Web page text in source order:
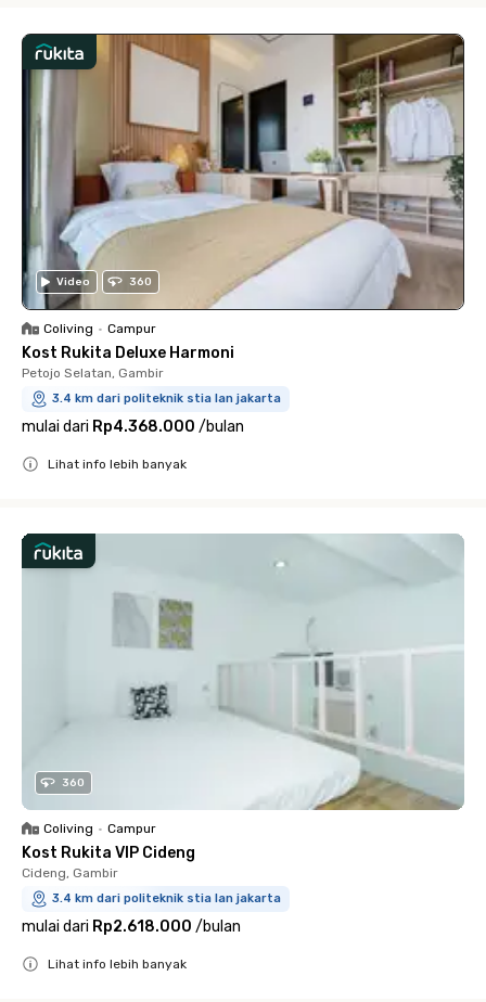
Video 360
Coliving • Campur
Kost Rukita Deluxe Harmoni
Petojo Selatan, Gambir
3.4 km dari politeknik stia lan jakarta
mulai dari Rp4.368.000 /bulan
Lihat info lebih banyak
360
Coliving • Campur
Kost Rukita VIP Cideng
Cideng, Gambir
3.4 km dari politeknik stia lan jakarta
mulai dari Rp2.618.000 /bulan
Lihat info lebih banyak